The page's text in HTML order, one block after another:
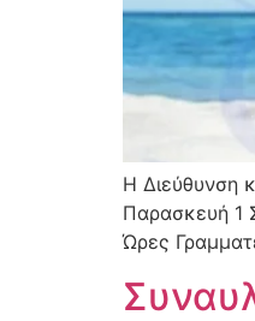
Η Διεύθυνση
Παρασκευή 1
Ώρες